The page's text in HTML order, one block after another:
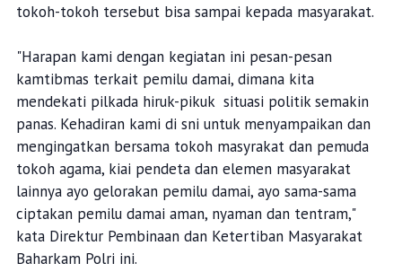
tokoh-tokoh tersebut bisa sampai kepada masyarakat.
"Harapan kami dengan kegiatan ini pesan-pesan
kamtibmas terkait pemilu damai, dimana kita
mendekati pilkada hiruk-pikuk situasi politik semakin
panas. Kehadiran kami di sni untuk menyampaikan dan
mengingatkan bersama tokoh masyrakat dan pemuda
tokoh agama, kiai pendeta dan elemen masyarakat
lainnya ayo gelorakan pemilu damai, ayo sama-sama
ciptakan pemilu damai aman, nyaman dan tentram,"
kata Direktur Pembinaan dan Ketertiban Masyarakat
Baharkam Polri ini.